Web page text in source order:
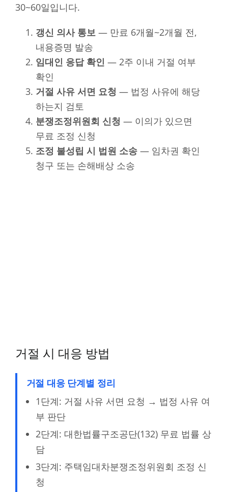
30~60일입니다.
갱신 의사 통보 — 만료 6개월~2개월 전,
내용증명 발송
임대인 응답 확인 — 2주 이내 거절 여부
확인
거절 사유 서면 요청 — 법정 사유에 해당
하는지 검토
분쟁조정위원회 신청 — 이의가 있으면
무료 조정 신청
조정 불성립 시 법원 소송 — 임차권 확인
청구 또는 손해배상 소송
거절 시 대응 방법
거절 대응 단계별 정리
1단계: 거절 사유 서면 요청 → 법정 사유 여
부 판단
2단계: 대한법률구조공단(132) 무료 법률 상
담
3단계: 주택임대차분쟁조정위원회 조정 신
청